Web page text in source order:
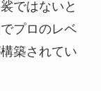
ではないと
プロのレベ
築されてい